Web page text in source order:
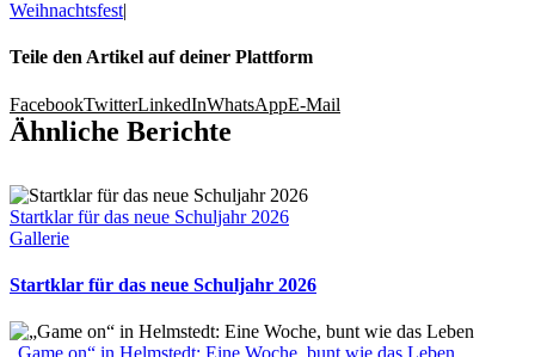
Weihnachtsfest|
Teile den Artikel auf deiner Plattform
FacebookTwitterLinkedInWhatsAppE-Mail
Ähnliche Berichte
Startklar für das neue Schuljahr 2026
Gallerie
Startklar für das neue Schuljahr 2026
„Game on“ in Helmstedt: Eine Woche, bunt wie das Leben